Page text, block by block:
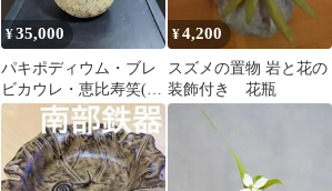
¥35,000
パキポディウム・ブレ
ビカウレ・恵比寿笑(鉢
セット・送料込み)
¥4,200
スズメの置物 岩と花の
装飾付き 花瓶